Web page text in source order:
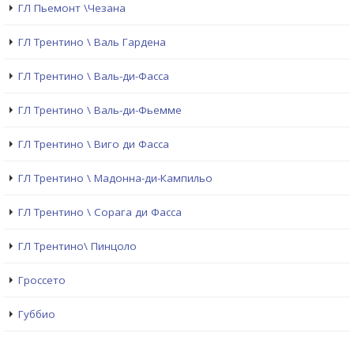
ГЛ Пьемонт \Чезана
ГЛ Трентино \ Валь Гардена
ГЛ Трентино \ Валь-ди-Фасса
ГЛ Трентино \ Валь-ди-Фьемме
ГЛ Трентино \ Виго ди Фасса
ГЛ Трентино \ Мадонна-ди-Кампильо
ГЛ Трентино \ Сорага ди Фасса
ГЛ Трентино\ Пинцоло
Гроссето
Губбио